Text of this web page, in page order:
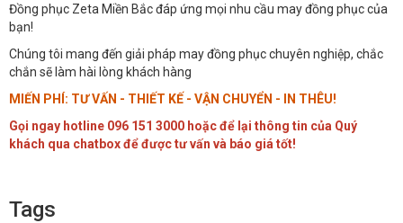
Đồng phục Zeta Miền Bắc đáp ứng mọi nhu cầu may đồng phục của
bạn!
Chúng tôi mang đến giải pháp may đồng phục chuyên nghiệp, chắc
chắn sẽ làm hài lòng khách hàng
MIẾN PHÍ: TƯ VẤN - THIẾT KẾ - VẬN CHUYỂN - IN THÊU!
Gọi ngay hotline 096 151 3000 hoặc để lại thông tin của Quý
khách qua chatbox để được tư vấn và báo giá tốt!
Tags